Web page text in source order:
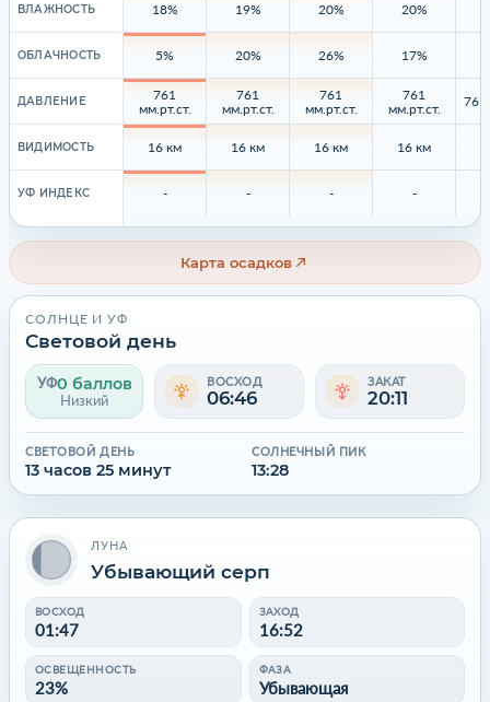
ВЛАЖНОСТЬ
ОБЛАЧНОСТЬ
ДАВЛЕНИЕ
ВИДИМОСТЬ
УФ ИНДЕКС
18%
5%
761
мм.рт.ст.
16 км
-
19%
20%
761
мм.рт.ст.
16 км
-
20%
26%
761
мм.рт.ст.
16 км
-
20%
17%
761
мм.рт.ст.
16 км
-
761
Карта осадков
СОЛНЦЕ И УФ
Световой день
УФ0 баллов
Низкий
ВОСХОД
06:46
ЗАКАТ
20:11
СВЕТОВОЙ ДЕНЬ
13 часов 25 минут
СОЛНЕЧНЫЙ ПИК
13:28
ЛУНА
Убывающий серп
ВОСХОД
01:47
ЗАХОД
16:52
ОСВЕЩЕННОСТЬ
23%
ФАЗА
Убывающая